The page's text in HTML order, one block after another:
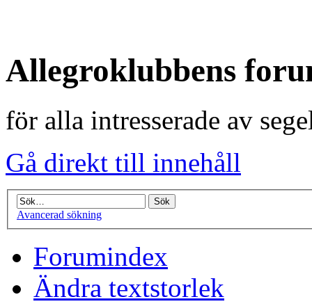
Allegroklubbens
för alla intresserade av
Gå direkt till innehåll
Avancerad sökning
Forumindex
Ändra textstorlek